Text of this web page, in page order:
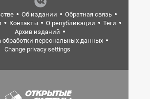
Об издании
Обратная связь
Контакты О републикации
Теги
Архив изданий
обработки персональных данных
Change privacy settings